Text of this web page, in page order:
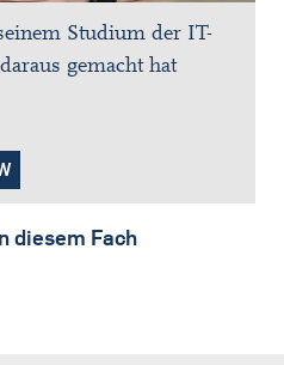
Studium der IT-
gemacht hat
diesem Fach